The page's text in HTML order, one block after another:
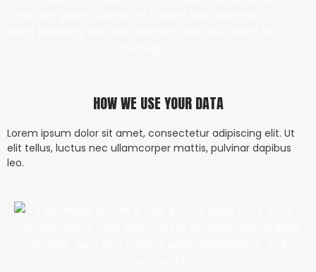
HOW WE USE YOUR DATA
Lorem ipsum dolor sit amet, consectetur adipiscing elit. Ut
elit tellus, luctus nec ullamcorper mattis, pulvinar dapibus
leo.